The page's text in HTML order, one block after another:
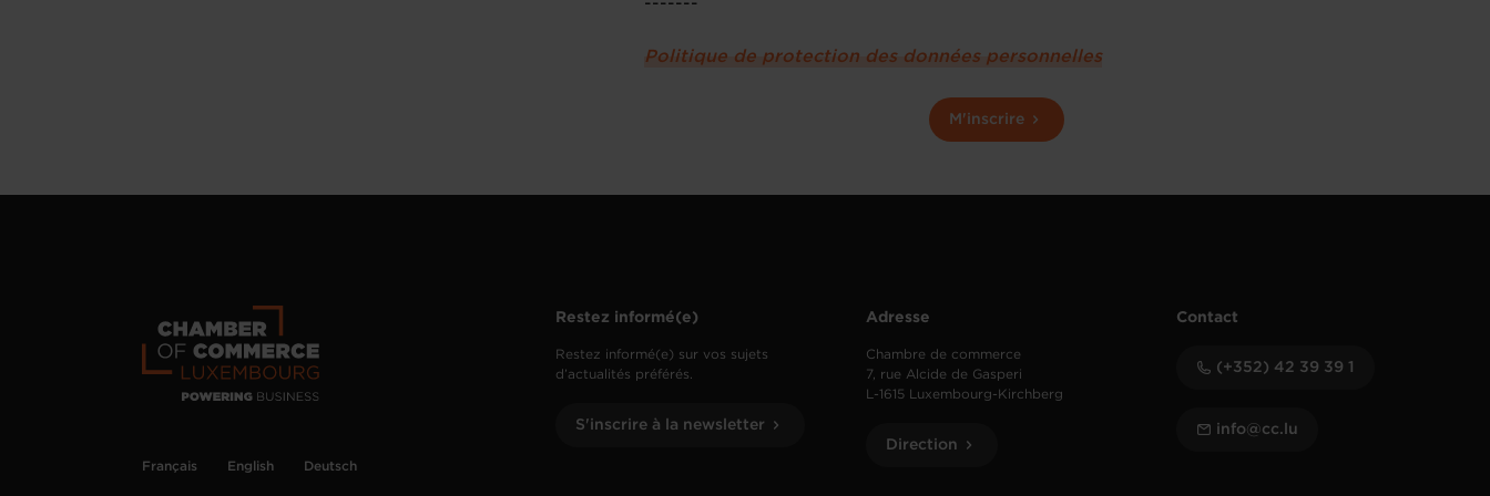
-------
Politique de protection des données personnelles
M'inscrire
Français English Deutsch
Restez informé(e)
Restez informé(e) sur vos sujets
d’actualités préférés.
S'inscrire à la newsletter
Adresse
Chambre de commerce
7, rue Alcide de Gasperi
L-1615 Luxembourg-Kirchberg
Direction
Contact
(+352) 42 39 39 1
info@cc.lu